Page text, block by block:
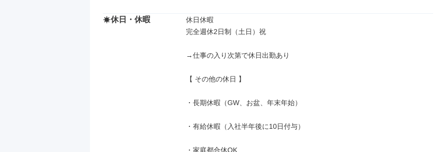
休日・休暇
休日休暇
完全週休2日制（土日）祝
→仕事の入り次第で休日出勤あり
【 その他の休日 】
・長期休暇（GW、お盆、年末年始）
・有給休暇（入社半年後に10日付与）
・家庭都合休OK